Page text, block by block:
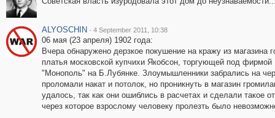
ALYOSCHIN · 4 September 2011, 10:38
06 мая (23 апреля) 1902 года:
Вчера обнаружено дерзкое покушение на кражу из магазина
платья московской купчихи Якобсон, торгующей под фирмой
"Монополь" на Б.Лубянке. Злоумышленники забрались на
проломали накат и потолок, но проникнуть в магазин
удалось, так как они ошиблись в расчетах и сделали такое
через которое взрослому человеку пролезть было